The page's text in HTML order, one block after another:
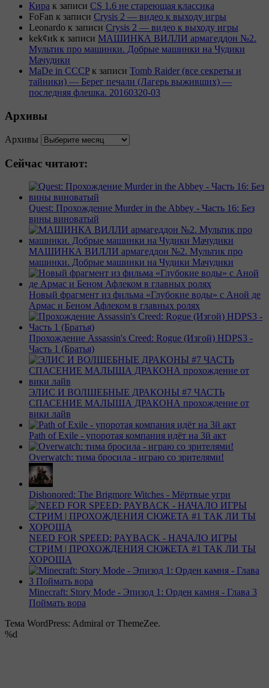
Кира к записи CS 1.6 не стареющая классика
FoFan к записи Crysis 2 — видео к выходу игры
Leonardo к записи Crysis 2 — видео к выходу игры
kek¢иk к записи МАШИНКА ВИЛЛИ армагеддон №2.
Мультик про машинки. Добрые машинки на Чудики
Мачудики
MaDe in CCCP к записи Tomb Raider (все секреты и
тайники) — Берег печали (Лагерь выживших) —
последняя флешка. 20160320-03
Архивы
Архивы
Сейчас читают:
Quest: Прохождение Murder in the Abbey - Часть 16: Без
вины виноватый
МАШИНКА ВИЛЛИ армагеддон №2. Мультик про
машинки. Добрые машинки на Чудики Мачудики
Новый фрагмент из фильма «Глубокие воды» с Аной де
Армас и Беном Афлеком в главных ролях
Прохождение Assassin's Creed: Rogue (Изгой) HDPS3 -
Часть 1 (Братья)
ЭЛИС И ВОЛШЕБНЫЕ ДРАКОНЫ #7 ЧАСТЬ
СПАСЕНИЕ МАЛЫША ДРАКОНА прохождение от
вики лайв
Path of Exile - упоротая компания идёт на 3й акт
Overwatch: тима бросила - играю со зрителями!
Dishonored: The Brigmore Witches - Мёртвые угри
NEED FOR SPEED: PAYBACK - НАЧАЛО ИГРЫ
СТРИМ | ПРОХОЖДЕНИЯ СЮЖЕТА #1 ТАК ЛИ ТЫ
ХОРОША
Minecraft: Story Mode - Эпизод 1: Орден камня - Глава 3
Поймать вора
Тема WordPress: Admiral от ThemeZee.
%d